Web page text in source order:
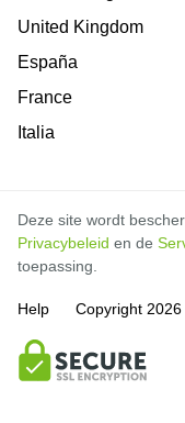
United Kingdom
España
France
Italia
Deze site wordt
Privacybeleid en de
toepassing.
Help Copyright 2026